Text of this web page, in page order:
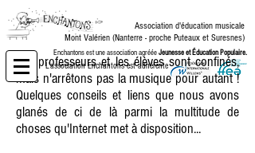
Association d'éducation musicale
Mont Valérien (Nanterre -proche Puteaux et Suresnes)
Enchantons est une association agrééeJeunesse et Éducation Populaire.
L'association Enchantons est adhérente de :
Les professeurs et les élèves sont confinés,
mais n'arrêtons pas la musique pour autant !
Quelques conseils et liens que nous avons
glanés de ci de là parmi la multitude de
choses qu'Internet met à disposition...